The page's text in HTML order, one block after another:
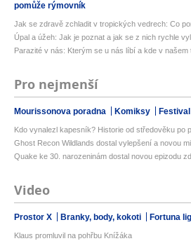
pomůže rýmovník
Jak se zdravě zchladit v tropických vedrech: Co
Úpal a úžeh: Jak je poznat a jak se z nich rychle
Parazité v nás: Kterým se u nás líbí a kde v našem
Pro nejmenší
Mourissonova poradna Komiksy
Kdo vynalezl kapesník? Historie od středověku po
Ghost Recon Wildlands dostal vylepšení a novou
Quake ke 30. narozeninám dostal novou epizodu
Video
Prostor X Branky, body, kokoti Fortuna
Klaus promluvil na pohřbu Knížáka